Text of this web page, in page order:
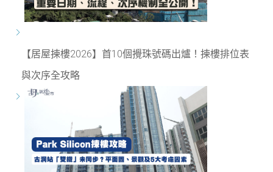
【居屋揀樓2026】首10個攪珠號碼出爐！揀樓排位表
與次序全攻略